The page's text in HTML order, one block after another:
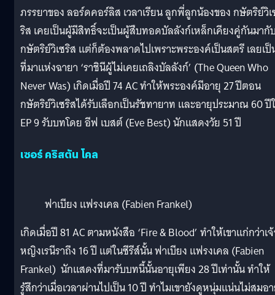
ภรรยาของ ลอร์ดคอร์ลิส เวลาเรียน ลูกพี่ลูกน้องของ กษัตริย์วิ
ริส เคยเป็นผู้มีสิทธิ์จะเป็นผู้สืบทอดบัลลังก์เหล็กเคียงคู่กันมากั
กษัตริย์วิเซริส แต่ก็ต้องพลาดไปเพราะพระองค์เป็นสตรี เลยเป็
ที่มาแห่งฉายา ‘ราชินีผู้ไม่เคยเถลิงบัลลังก์’ (The Queen Who
Never Was) เกิดเมื่อปี 74 AC ทำให้พระองค์มีอายุ 27 ปีตอน
กษัตริย์วิเซริสได้รับเลือกเป็นรัชทายาท และอายุประมาณ 60 ปี
EP 9 รับบทโดย อีฟ เบสต์ (Eve Best) นักแสดงวัย 51 ปี
เซอร์ คริสตัน โคล
ฟาเบียง แฟรงเคล (Fabien Frankel)
เกิดเมื่อปี 81 AC ตามหนังสือ ‘Fire & Blood’ ทำให้เขาแก่กว่าเ
หญิงเรนีราถึง 16 ปี แต่ในซีรีส์นั้น ฟาเบียง แฟรงเคล (Fabien
Frankel) นักแสดงที่มารับบทนี้นั้นอายุเพียง 28 ปีเท่านั้น ทำให้
รู้สึกว่าเมื่อเวลาผ่านไปเป็น 10 ปี ทำไมเขายังดูหนุ่มแน่นไม่สมอ